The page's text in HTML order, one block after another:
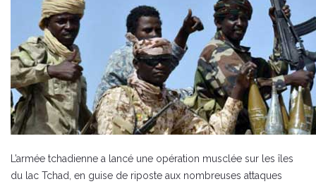
L’armée tchadienne a lancé une opération musclée sur les îles
du lac Tchad, en guise de riposte aux nombreuses attaques